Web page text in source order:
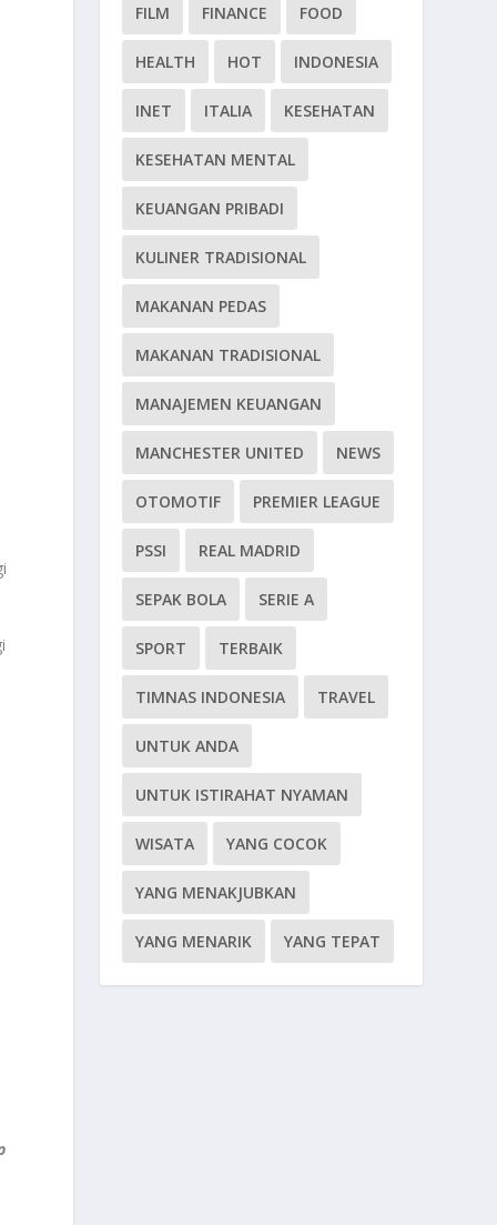
FILM FINANCE FOOD
HEALTH HOT INDONESIA
INET ITALIA KESEHATAN
KESEHATAN MENTAL
KEUANGAN PRIBADI
KULINER TRADISIONAL
MAKANAN PEDAS
MAKANAN TRADISIONAL
MANAJEMEN KEUANGAN
MANCHESTER UNITED NEWS
OTOMOTIF PREMIER LEAGUE
PSSI REAL MADRID
SEPAK BOLA SERIE A
SPORT TERBAIK
TIMNAS INDONESIA TRAVEL
UNTUK ANDA
UNTUK ISTIRAHAT NYAMAN
WISATA YANG COCOK
YANG MENAKJUBKAN
YANG MENARIK YANG TEPAT